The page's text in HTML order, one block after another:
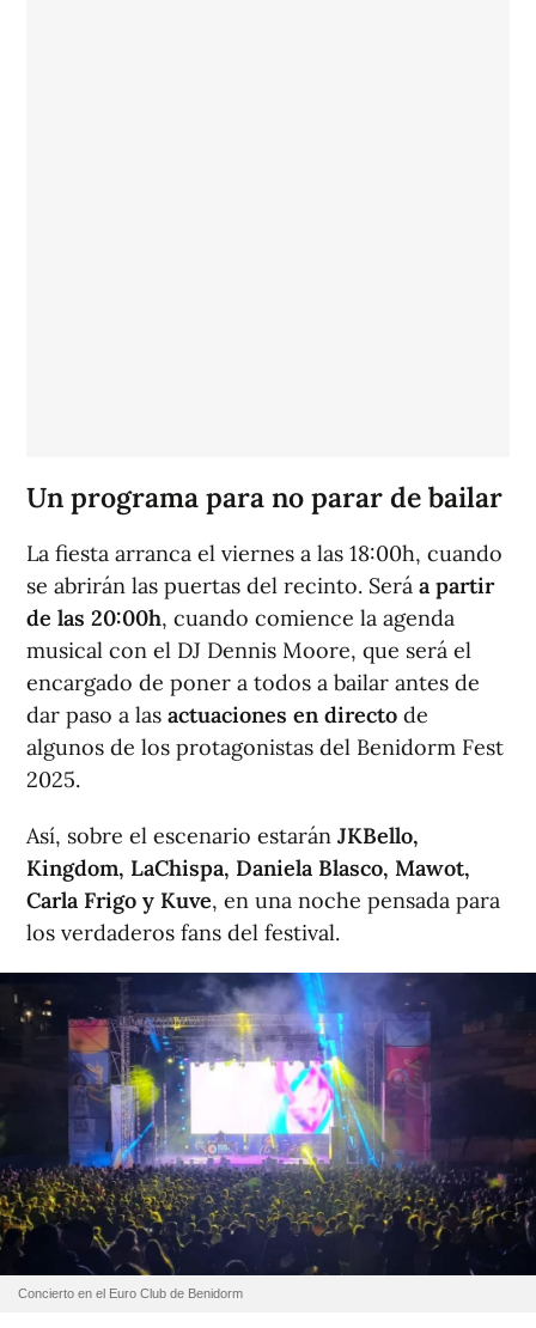
Un programa para no parar de bailar
La fiesta arranca el viernes a las 18:00h, cuando
se abrirán las puertas del recinto. Será a partir
de las 20:00h, cuando comience la agenda
musical con el DJ Dennis Moore, que será el
encargado de poner a todos a bailar antes de
dar paso a las actuaciones en directo de
algunos de los protagonistas del Benidorm Fest
2025.
Así, sobre el escenario estarán JKBello,
Kingdom, LaChispa, Daniela Blasco, Mawot,
Carla Frigo y Kuve, en una noche pensada para
los verdaderos fans del festival.
Concierto en el Euro Club de Benidorm